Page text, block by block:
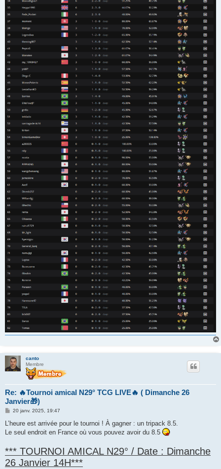
canto
Membre
Re: 🔥Tournoi amical N29° TCG LIVE🔥 ( Dimanche 26
Janvier🎁)
M
s
a
20 janv. 2025, 19:47
L’heure est arrivée pour le tournoi ! À gagner : un tripack 8.5.
Le seul endroit en France où vous pouvez avoir du 8.5
*** TOURNOI AMICAL N29° / Date : Dimanche
26 Janvier 14H***